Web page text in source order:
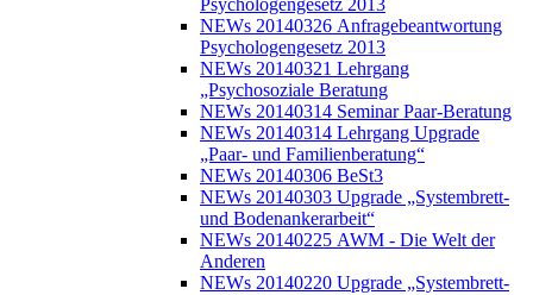
NEWs 20140326 Anfragebeantwortung
Psychologengesetz 2013
NEWs 20140321 Lehrgang
„Psychosoziale Beratung
NEWs 20140314 Seminar Paar-Beratung
NEWs 20140314 Lehrgang Upgrade
„Paar- und Familienberatung“
NEWs 20140306 BeSt3
NEWs 20140303 Upgrade „Systembrett-
und Bodenankerarbeit“
NEWs 20140225 AWM - Die Welt der
Anderen
NEWs 20140220 Upgrade „Systembrett-